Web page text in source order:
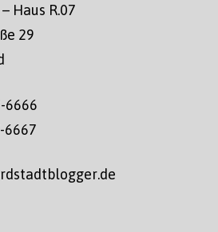
Haus R.07
29
6666
6667